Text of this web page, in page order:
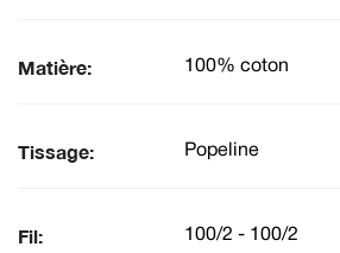
Matière: 100% coton
Tissage: Popeline
Fil: 100/2 - 100/2